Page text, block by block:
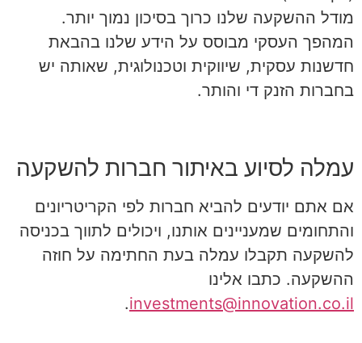
מודל ההשקעה שלנו כרוך בסיכון נמוך יותר.
המהפך העסקי מבוסס על הידע שלנו בהבאת
חדשנות עסקית, שיווקית וטכנולוגית, שאותה יש
בחברות הזנק די והותר.
עמלה לסיוע באיתור חברות להשקעה
אם אתם יודעים להביא חברות לפי הקריטריונים
והתחומים שמעניינים אותנו, ויכולים לתווך בכניסה
להשקעה תקבלו עמלה בעת החתימה על חוזה
ההשקעה. כתבו אלינו
investments@innovation.co.il
.